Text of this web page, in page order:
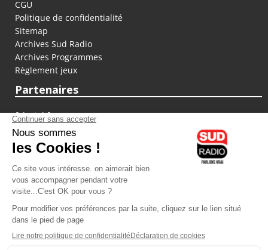
CGU
Politique de confidentialité
Sitemap
Archives Sud Radio
Archives Programmes
Règlement jeux
Partenaires
fiducial.fr
lyoncapitale.fr
olympique-et-lyonnais.com
L'application Iphone / Android
Téléchargez l'application
Les cookies